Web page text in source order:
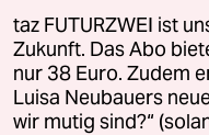
taz FUTURZWEI ist
Zukunft. Das Abo
nur 38 Euro. Zudem
Luisa Neubauers
wir mutig sind?“